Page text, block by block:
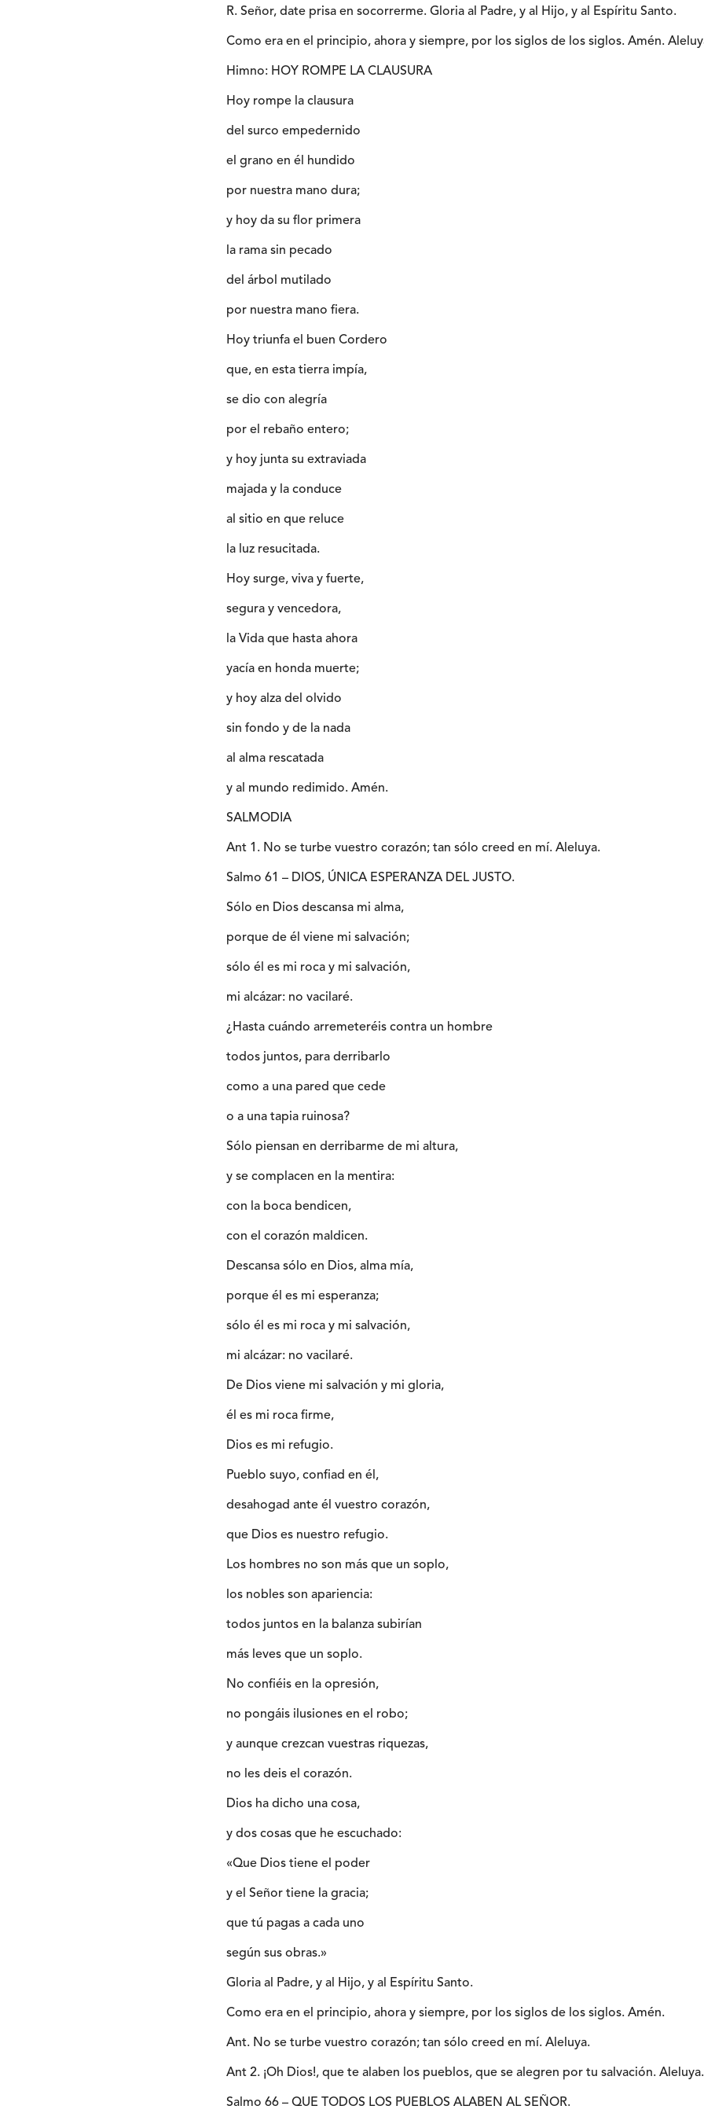
R. Señor, date prisa en socorrerme. Gloria al Padre, y al Hijo, y al Espíritu Santo.
Como era en el principio, ahora y siempre, por los siglos de los siglos. Amén.
Himno: HOY ROMPE LA CLAUSURA
Hoy rompe la clausura
del surco empedernido
el grano en él hundido
por nuestra mano dura;
y hoy da su flor primera
la rama sin pecado
del árbol mutilado
por nuestra mano fiera.
Hoy triunfa el buen Cordero
que, en esta tierra impía,
se dio con alegría
por el rebaño entero;
y hoy junta su extraviada
majada y la conduce
al sitio en que reluce
la luz resucitada.
Hoy surge, viva y fuerte,
segura y vencedora,
la Vida que hasta ahora
yacía en honda muerte;
y hoy alza del olvido
sin fondo y de la nada
al alma rescatada
y al mundo redimido. Amén.
SALMODIA
Ant 1. No se turbe vuestro corazón; tan sólo creed en mí. Aleluya.
Salmo 61 – DIOS, ÚNICA ESPERANZA DEL JUSTO.
Sólo en Dios descansa mi alma,
porque de él viene mi salvación;
sólo él es mi roca y mi salvación,
mi alcázar: no vacilaré.
¿Hasta cuándo arremeteréis contra un hombre
todos juntos, para derribarlo
como a una pared que cede
o a una tapia ruinosa?
Sólo piensan en derribarme de mi altura,
y se complacen en la mentira:
con la boca bendicen,
con el corazón maldicen.
Descansa sólo en Dios, alma mía,
porque él es mi esperanza;
sólo él es mi roca y mi salvación,
mi alcázar: no vacilaré.
De Dios viene mi salvación y mi gloria,
él es mi roca firme,
Dios es mi refugio.
Pueblo suyo, confiad en él,
desahogad ante él vuestro corazón,
que Dios es nuestro refugio.
Los hombres no son más que un soplo,
los nobles son apariencia:
todos juntos en la balanza subirían
más leves que un soplo.
No confiéis en la opresión,
no pongáis ilusiones en el robo;
y aunque crezcan vuestras riquezas,
no les deis el corazón.
Dios ha dicho una cosa,
y dos cosas que he escuchado:
«Que Dios tiene el poder
y el Señor tiene la gracia;
que tú pagas a cada uno
según sus obras.»
Gloria al Padre, y al Hijo, y al Espíritu Santo.
Como era en el principio, ahora y siempre, por los siglos de los siglos. Amén.
Ant. No se turbe vuestro corazón; tan sólo creed en mí. Aleluya.
Ant 2. ¡Oh Dios!, que te alaben los pueblos, que se alegren por tu salvación. Aleluya.
Salmo 66 – QUE TODOS LOS PUEBLOS ALABEN AL SEÑOR.